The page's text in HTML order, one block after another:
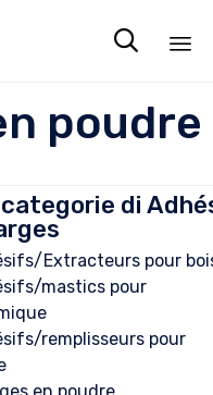

to
poudre
di
Extracteurs pour
mastics pour
remplisseurs pour